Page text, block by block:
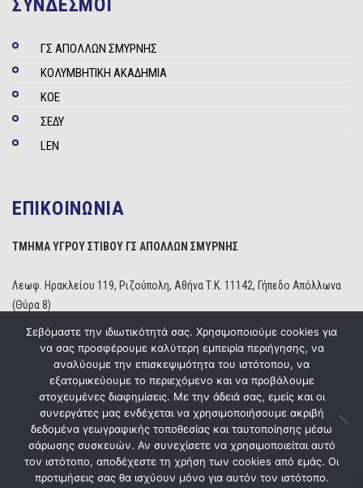
ΣΥΝΔΕΣΜΟΙ
ΓΣ ΑΠΟΛΛΩΝ ΣΜΥΡΝΗΣ
ΚΟΛΥΜΒΗΤΙΚΗ ΑΚΑΔΗΜΙΑ
ΚΟΕ
ΣΕΔΥ
LEN
ΕΠΙΚΟΙΝΩΝΙΑ
ΤΜΗΜΑ ΥΓΡΟΥ ΣΤΙΒΟΥ ΓΣ ΑΠΟΛΛΩΝ ΣΜΥΡΝΗΣ
Λεωφ. Ηρακλείου 119, Ριζούπολη, Αθήνα Τ.Κ. 11142, Γήπεδο Απόλλωνα
(Θύρα 8)
Τηλέφωνο: 210 2529234
Email:info@apollonwaterpolo.gr
www.apollonwaterpolo.gr
Copyright © 2020 ΓΣ Απόλλων Σμύρνης Powered by Five Media
Σεβόμαστε την ιδιωτικότητά σας. Χρησιμοποιούμε cookies για
να σας προσφέρουμε καλύτερη εμπειρία περιήγησης, να
αναλύουμε την επισκεψιμότητα του ιστότοπου, να
εξατομικεύουμε το περιεχόμενο και να προβάλουμε
στοχευμένες διαφημίσεις. Με την άδειά σας, εμείς και οι
συνεργάτες μας ενδέχεται να χρησιμοποιήσουμε ακριβή
δεδομένα γεωγραφικής τοποθεσίας και ταυτοποίησης μέσω
σάρωσης συσκευών. Αν συνεχίσετε να χρησιμοποιείται αυτό
τον ιστότοπο, αποδέχεστε τη χρήση των cookies από εμάς. Οι
προτιμήσεις σας θα ισχύουν μόνο για αυτόν τον ιστότοπο.